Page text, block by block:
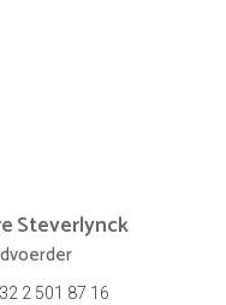
Steverlynck
2 501 87 16